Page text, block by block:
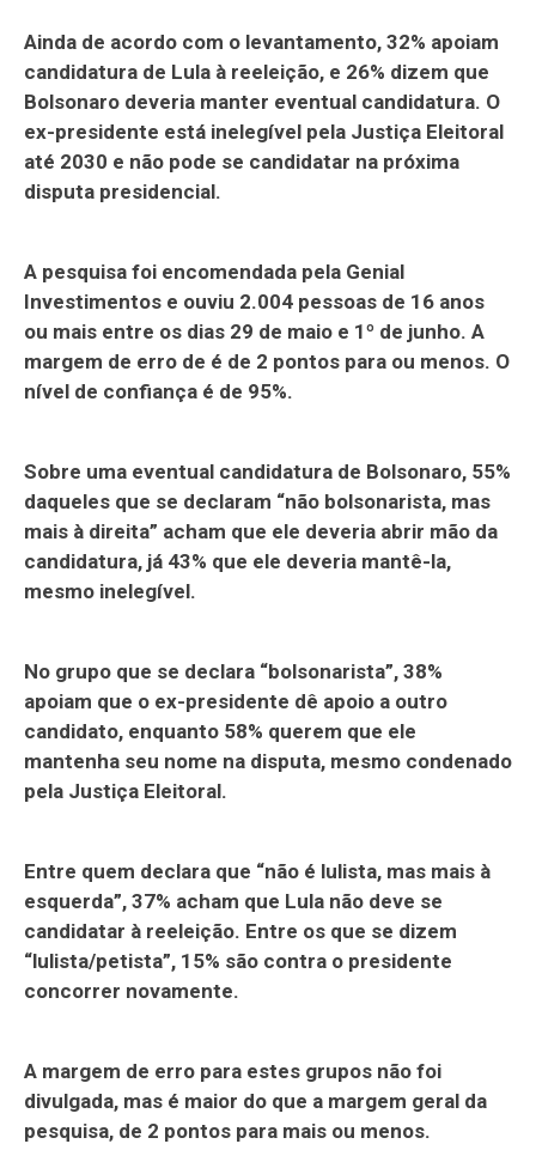
Ainda de acordo com o levantamento, 32% apoiam
candidatura de Lula à reeleição, e 26% dizem que
Bolsonaro deveria manter eventual candidatura. O
ex-presidente está inelegível pela Justiça Eleitoral
até 2030 e não pode se candidatar na próxima
disputa presidencial.
A pesquisa foi encomendada pela Genial
Investimentos e ouviu 2.004 pessoas de 16 anos
ou mais entre os dias 29 de maio e 1º de junho. A
margem de erro de é de 2 pontos para ou menos. O
nível de confiança é de 95%.
Sobre uma eventual candidatura de Bolsonaro, 55%
daqueles que se declaram “não bolsonarista, mas
mais à direita” acham que ele deveria abrir mão da
candidatura, já 43% que ele deveria mantê-la,
mesmo inelegível.
No grupo que se declara “bolsonarista”, 38%
apoiam que o ex-presidente dê apoio a outro
candidato, enquanto 58% querem que ele
mantenha seu nome na disputa, mesmo condenado
pela Justiça Eleitoral.
Entre quem declara que “não é lulista, mas mais à
esquerda”, 37% acham que Lula não deve se
candidatar à reeleição. Entre os que se dizem
“lulista/petista”, 15% são contra o presidente
concorrer novamente.
A margem de erro para estes grupos não foi
divulgada, mas é maior do que a margem geral da
pesquisa, de 2 pontos para mais ou menos.